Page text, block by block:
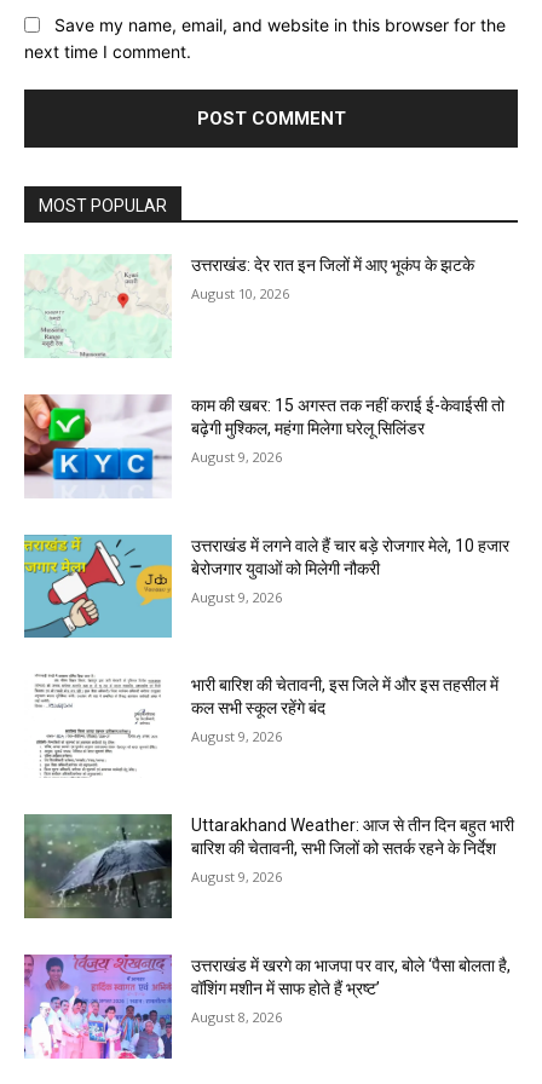
Save my name, email, and website in this browser for the
next time I comment.
MOST POPULAR
उत्तराखंड: देर रात इन जिलों में आए भूकंप के झटके
August 10, 2026
काम की खबर: 15 अगस्त तक नहीं कराई ई-केवाईसी तो
बढ़ेगी मुश्किल, महंगा मिलेगा घरेलू सिलिंडर
August 9, 2026
उत्तराखंड में लगने वाले हैं चार बड़े रोजगार मेले, 10 हजार
बेरोजगार युवाओं को मिलेगी नौकरी
August 9, 2026
भारी बारिश की चेतावनी, इस जिले में और इस तहसील में
कल सभी स्कूल रहेंगे बंद
August 9, 2026
Uttarakhand Weather: आज से तीन दिन बहुत भारी
बारिश की चेतावनी, सभी जिलों को सतर्क रहने के निर्देश
August 9, 2026
उत्तराखंड में खरगे का भाजपा पर वार, बोले ‘पैसा बोलता है,
वॉशिंग मशीन में साफ होते हैं भ्रष्ट’
August 8, 2026